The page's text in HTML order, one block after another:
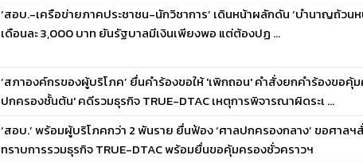
‘สอบ.-เครือข่ายภาคประชาชน-นักวิชาการ’ เดินหน้าผลักดัน ‘บำนาญถ้วน
เดือนละ 3,000 บาท ยันรัฐบาลมีเงินเพียงพอ แต่ต้องปฏ ...
‘สภาองค์กรของผู้บริโภค’ ยื่นคำร้องขอให้ 'เพิกถอน' คำสั่งยกคำร้องขอคุ้
ปกครองชั้นต้น' คดีรวมธุรกิจ TRUE-DTAC เหตุการพิจารณาผิดระเ ...
‘สอบ.’ พร้อมผู้บริโภคกว่า 2 พันราย ยื่นฟ้อง ‘ศาลปกครองกลาง’ ขอศาลฯ
ทราบการรวมธุรกิจ TRUE-DTAC พร้อมยื่นขอคุ้มครองชั่วคราวฯ